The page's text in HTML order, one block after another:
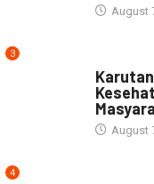
August
3
August
4